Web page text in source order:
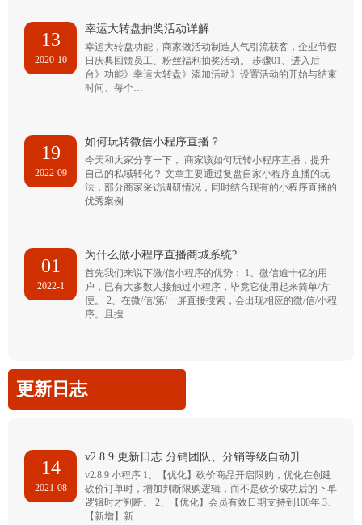
13
2020-10
幸运大转盘抽奖活动详解
幸运大转盘功能，商家做活动制造人气引流获客，企业节假
日庆典回馈员工、粉丝福利抽奖活动。 步骤01、进入后
台》功能》幸运大转盘》添加活动》设置活动的开始与结束
时间、每个…
19
2022-09
如何玩转微信小程序直播？
今天和大家分享一下， 商家该如何玩转小程序直播，提升
自己的私域转化？ 文章主要通过复盘自家小程序直播的玩
法，部分商家采访调研情况，同时结合现有的小程序直播的
优秀案例…
01
2022-1
为什么做小程序直播商城系统?
首先我们来说下微/信小程序的优势： 1、微信逾十亿的用
户，已有大多数人接触过小程序，毕竟它使用起来简单/方
便。 2、在微/信/第/一屏直接搜索，会出现相应的微/信/小程
序。且搜…
更新日志
14
2021-08
v2.8.9 更新日志 分销团队、分销等级自动升
v2.8.9 小程序 1、【优化】砍价商品开启限购，优化在创建
砍价订单时，增加判断限购逻辑，而不是砍价成功后的下单
逻辑时才判断。 2、【优化】会员有效日期支持到100年 3、
【新增】新…